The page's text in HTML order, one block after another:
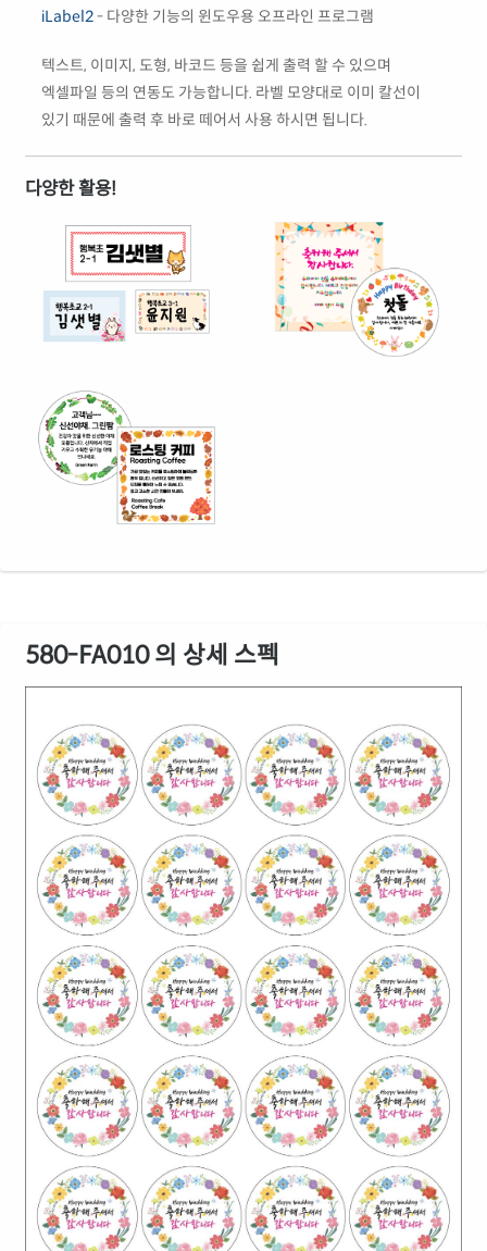
iLabel2- 다양한 기능의 윈도우용 오프라인 프로그램
텍스트, 이미지, 도형, 바코드 등을 쉽게 출력 할 수 있으며
엑셀파일 등의 연동도 가능합니다. 라벨 모양대로 이미 칼선이
있기 때문에 출력 후 바로 떼어서 사용 하시면 됩니다.
다양한 활용!
580-FA010 의 상세 스펙